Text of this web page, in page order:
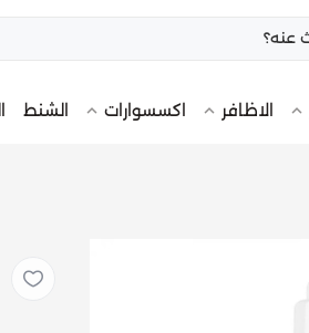
الاظافر اكسسوارات الشنط